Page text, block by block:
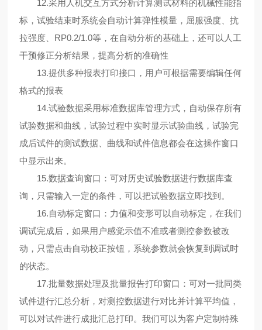
12.采用人机交互方式分析计算测试材料的机械性能指
标，试验结束时系统会自动计算弹性模量，屈服强度、抗
拉强度、RP0.2/1.0等，在自动分析的基础上，还可以人工
干预修正分析结果，提高分析的准确性
13.提供多种报表打印接口，用户可根据需要编辑任何
格式的报表
14.试验数据采用标准数据库管理方式，自动保存所有
试验数据和曲线，试验过程中实时显示试验曲线，试验完
成后试件的测试数据、曲线和试件信息都会在这操作窗口
中显示出来。
15.数据查询窗口：可对历史试验数据进行数据库查
询，只需输入一定的条件，可以把试验数据立即找到。
16.自动标定窗口：力值和变形可以自动标定，在我们
调试完成后，如果用户感觉示值不准或者测控参数被改
动，只需点击自动校正按钮，系统参数就会恢复到调试时
的状态。
17.批量数据处理及批量报告打印窗口：可对一批同类
试件进行汇总分析，对测控数据进行对比并计算平均值，
可以对试件进行成批汇总打印。我们可以为客户定制特殊